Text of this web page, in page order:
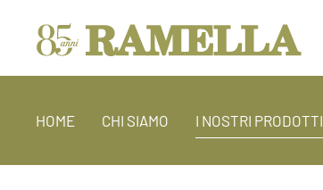
HOME CHI SIAMO I NOSTRI PRODOTTI